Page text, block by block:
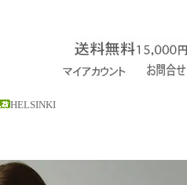
HELSINKI